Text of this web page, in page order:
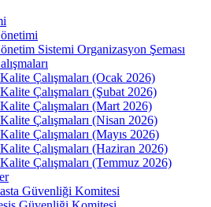
Sistemi Organizasyon Şeması
Çalışmaları (Ocak 2026)
Çalışmaları (Şubat 2026)
Çalışmaları (Mart 2026)
Çalışmaları (Nisan 2026)
Çalışmaları (Mayıs 2026)
Çalışmaları (Haziran 2026)
Çalışmaları (Temmuz 2026)
Güvenliği Komitesi